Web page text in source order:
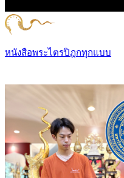
หนังสือพระไตรปิฎกทุกแบบ